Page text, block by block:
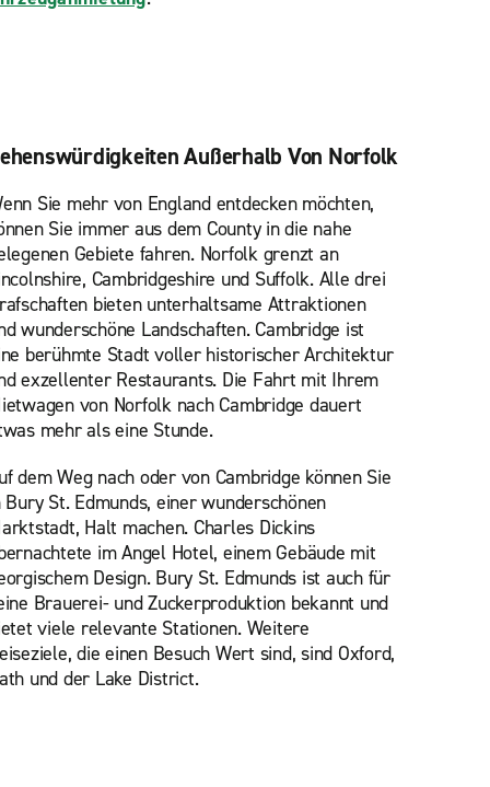
Außerhalb Von Norfolk
Sie mehr von England entdecken möchten,
Sie immer aus dem County in die nahe
Gebiete fahren. Norfolk grenzt an
Cambridgeshire und Suffolk. Alle drei
bieten unterhaltsame Attraktionen
wunderschöne Landschaften. Cambridge ist
berühmte Stadt voller historischer Architektur
exzellenter Restaurants. Die Fahrt mit Ihrem
von Norfolk nach Cambridge dauert
mehr als eine Stunde.
dem Weg nach oder von Cambridge können Sie
Bury St. Edmunds, einer wunderschönen
Halt machen. Charles Dickins
im Angel Hotel, einem Gebäude mit
Design. Bury St. Edmunds ist auch für
Brauerei- und Zuckerproduktion bekannt und
viele relevante Stationen. Weitere
die einen Besuch Wert sind, sind Oxford,
und der Lake District.